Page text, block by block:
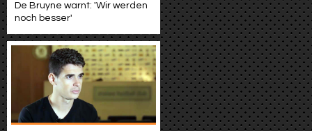
De Bruyne warnt: 'Wir werden
noch besser'